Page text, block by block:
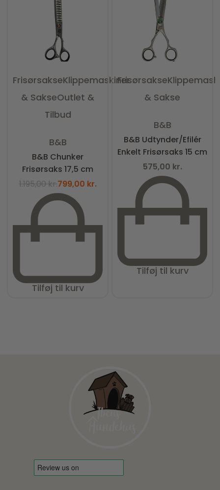
FrisørsakseKlippemaskiner
& SakseOutlet &
Tilbud
B&B
B&B Chunker
Frisørsaks 17,5 cm
1.195,00kr.799,00 kr.
Tilføj til kurv
Frisørsakse
& Sakse
B&B
B&B Udtynder/Efilér
Enkelt Frisørsaks 15 cm
575,00 kr.
Tilføj til kurv